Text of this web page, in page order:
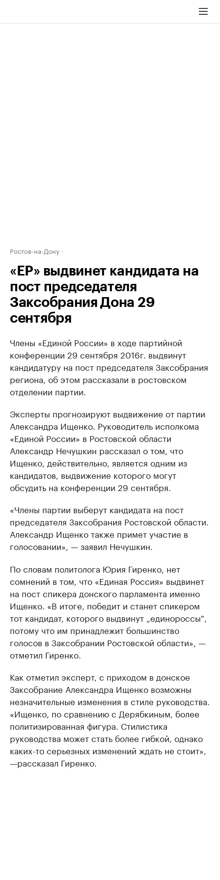
Ростов-на-Дону
«ЕР» выдвинет кандидата на
пост председателя
Заксобрания Дона 29
сентября
Члены «Единой России» в ходе партийной
конференции 29 сентября 2016г. выдвинут
кандидатуру на пост председателя Заксобрания
региона, об этом рассказали в ростовском
отделении партии.
Эксперты прогнозируют выдвижение от партии
Александра Ищенко. Руководитель исполкома
«Единой России» в Ростовской области
Александр Нечушкин рассказал о том, что
Ищенко, действительно, является одним из
кандидатов, выдвижение которого могут
обсудить на конференции 29 сентября.
«Члены партии выберут кандидата на пост
председателя Заксобрания Ростовской области.
Александр Ищенко также примет участие в
голосовании», — заявил Нечушкин.
По словам политолога Юрия Гиренко, нет
сомнений в том, что «Единая Россия» выдвинет
на пост спикера донского парламента именно
Ищенко. «В итоге, победит и станет спикером
тот кандидат, которого выдвинут „единороссы",
потому что им принадлежит большинство
голосов в Заксобрании Ростовской области», —
отметил Гиренко.
Как отметил эксперт, с приходом в донское
Заксобрание Александра Ищенко возможны
незначительные изменения в стиле руководства.
«Ищенко, по сравнению с Дерябкиным, более
политизированная фигура. Стилистика
руководства может стать более гибкой, однако
каких-то серьезных изменений ждать не стоит»,
—рассказал Гиренко.